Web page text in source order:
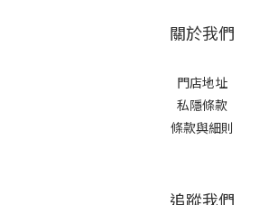
關於我們
門店地址
私隱條款
條款與細則
追蹤我們